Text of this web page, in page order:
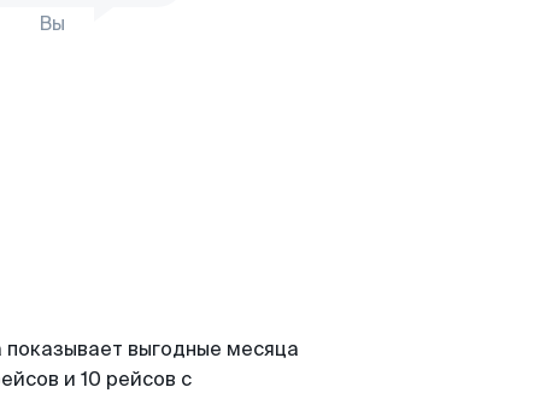
Вы
выгодные месяца
и 10 рейсов с